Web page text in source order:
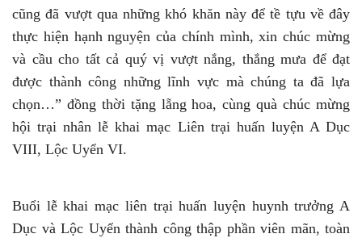
cũng đã vượt qua những khó khăn này để tề tựu về đây
thực hiện hạnh nguyện của chính mình, xin chúc mừng
và cầu cho tất cả quý vị vượt nắng, thắng mưa để đạt
được thành công những lĩnh vực mà chúng ta đã lựa
chọn…” đồng thời tặng lẵng hoa, cùng quà chúc mừng
hội trại nhân lễ khai mạc Liên trại huấn luyện A Dục
VIII, Lộc Uyển VI.
Buổi lễ khai mạc liên trại huấn luyện huynh trưởng A
Dục và Lộc Uyển thành công thập phần viên mãn, toàn